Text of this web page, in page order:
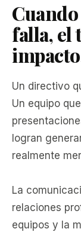
falla, el
Un directivo
Un equipo
logran
realmente
La
relaciones
equipos y la